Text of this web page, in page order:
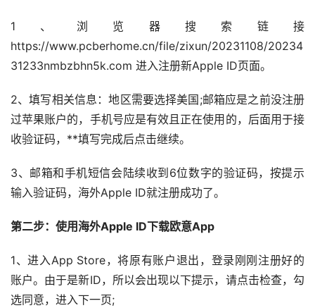
1、浏览器搜索链接
https://www.pcberhome.cn/file/zixun/20231108/20234
31233nmbzbhn5k.com 进入注册新Apple ID页面。
2、填写相关信息：地区需要选择美国;邮箱应是之前没注册
过苹果账户的，手机号应是有效且正在使用的，后面用于接
收验证码，**填写完成后点击继续。
3、邮箱和手机短信会陆续收到6位数字的验证码，按提示
输入验证码，海外Apple ID就注册成功了。
第二步：使用海外Apple ID下载欧意App
1、进入App Store，将原有账户退出，登录刚刚注册好的
账户。由于是新ID，所以会出现以下提示，请点击检查，勾
选同意，进入下一页;